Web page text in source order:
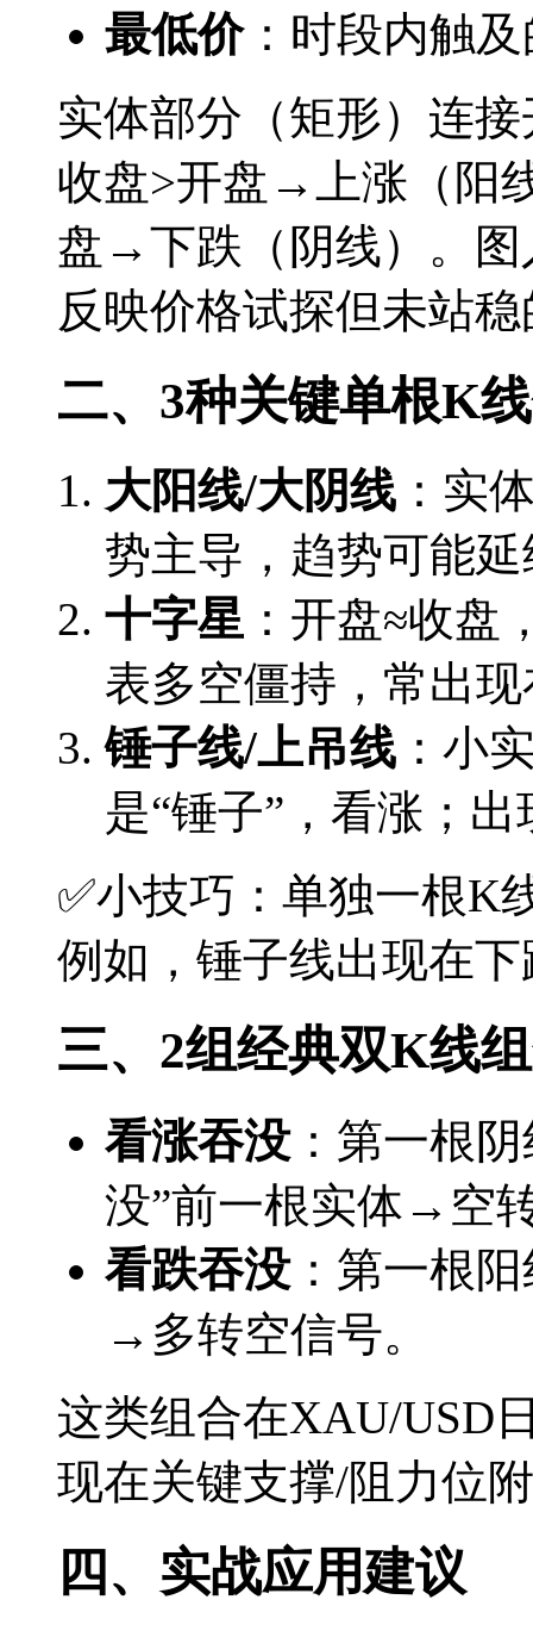
最低价：时段内触
实体部分（矩形）连
收盘>开盘→上涨（
盘→下跌（阴线）。图
反映价格试探但未站
二、3种关键单根K
大阳线/大阴线 ：实
势主导，趋势可能
十字星 ：开盘≈收盘
表多空僵持，常出
锤子线/上吊线 ：小
是“锤子”，看涨；
✅小技巧：单独一根K
例如，锤子线出现在
三、2组经典双K线
看涨吞没：第一根
没”前一根实体→空
看跌吞没：第一根
→多转空信号。
这类组合在XAU/USD
现在关键支撑/阻力位
四、实战应用建议